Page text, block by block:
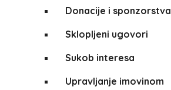
Donacije i sponzorstva
Sklopljeni ugovori
Sukob interesa
Upravljanje imovinom